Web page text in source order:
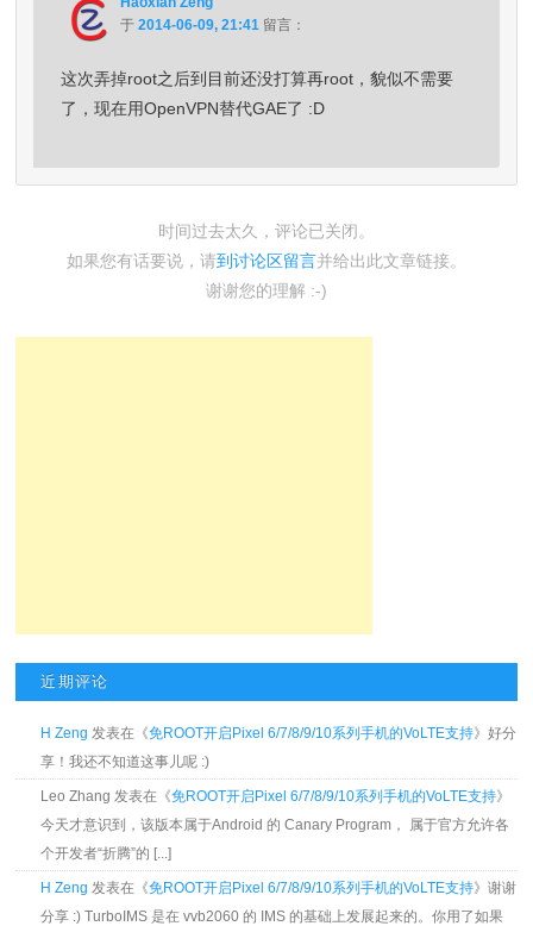
于2014-06-09, 21:41 留言：
这次弄掉root之后到目前还没打算再root，貌似不需要
了，现在用OpenVPN替代GAE了 :D
时间过去太久，评论已关闭。
如果您有话要说，请到讨论区留言并给出此文章链接。
谢谢您的理解 :-)
近期评论
H Zeng 发表在《免ROOT开启Pixel 6/7/8/9/10系列手机的VoLTE支持》好分
享！我还不知道这事儿呢 :)
Leo Zhang 发表在《免ROOT开启Pixel 6/7/8/9/10系列手机的VoLTE支持》
今天才意识到，该版本属于Android 的 Canary Program， 属于官方允许各
个开发者“折腾”的 [...]
H Zeng 发表在《免ROOT开启Pixel 6/7/8/9/10系列手机的VoLTE支持》谢谢
分享 :) TurboIMS 是在 vvb2060 的 IMS 的基础上发展起来的。你用了如果